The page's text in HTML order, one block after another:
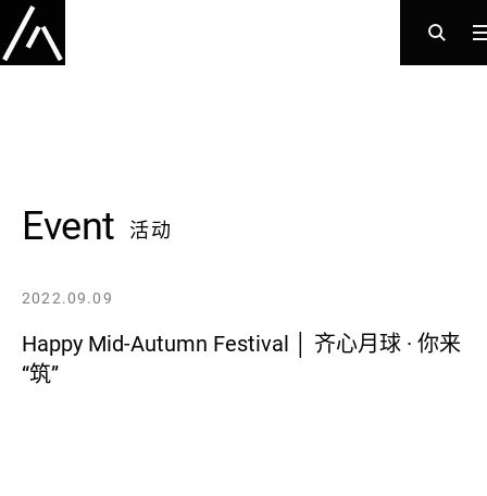
Event 活动
2022.09.09
Happy Mid-Autumn Festival │ 齐心月球 · 你来
“筑”